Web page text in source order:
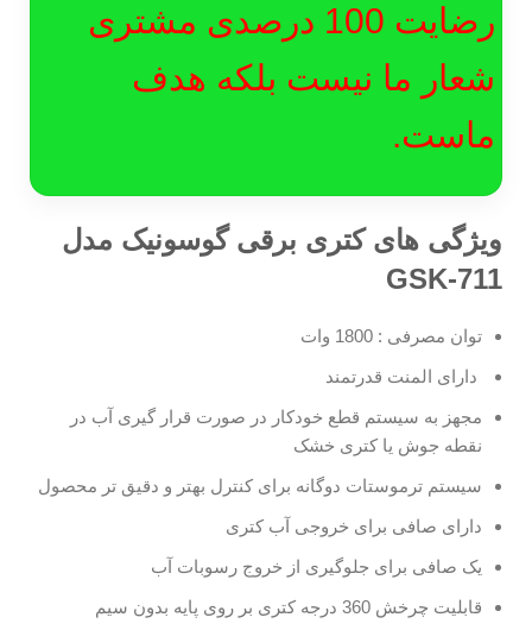
رضایت 100 درصدی مشتری
شعار ما نیست بلکه هدف
ماست.
ویژگی های کتری برقی گوسونیک مدل
GSK-711
توان مصرفی : 1800 وات
دارای المنت قدرتمند
مجهز به سیستم قطع خودکار در صورت قرار گیری آب در
نقطه جوش یا کتری خشک
سیستم ترموستات دوگانه برای کنترل بهتر و دقیق تر محصول
دارای صافی برای خروجی آب کتری
یک صافی برای جلوگیری از خروج رسوبات آب
قابلیت چرخش 360 درجه کتری بر روی پایه بدون سیم